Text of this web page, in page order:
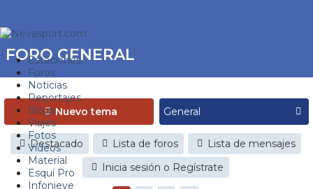
Estaciones
Foros
Noticias
Reportajes
Blogs
Viajes
Fotos
Videos
Material
Esquí Pro
Infonieve
FORO GENERAL
Nuevo tema
Destacado Lista de foros
Lista de mensajes
Inicia sesión o Regístrate